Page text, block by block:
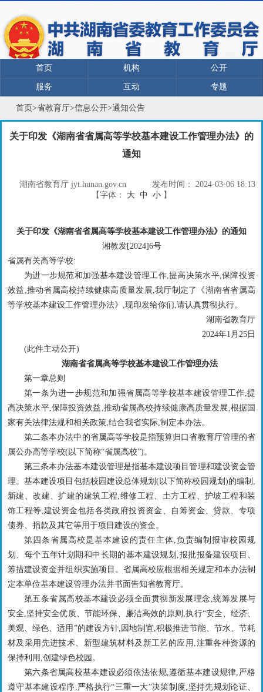
首页 机构 公开
服务 互动 专题
首页>省教育厅>信息公开>通知公告
关于印发《湖南省省属高等学校基本建设工作管理办法》的
通知
湖南省教育厅 jyt.hunan.gov.cn 发布时间：
2024-03-06 18:13
【字体：
大 中 小 】
关于印发《湖南省省属高等学校基本建设工作管理办法》的通知
湘教发[2024]6号
省属有关高等学校:
为进一步规范和加强基本建设管理工作,提高决策水平,保障投资
效益,推动省属高校持续健康高质量发展,我厅制定了《湖南省省属高
等学校基本建设工作管理办法》,现印发给你们,请认真贯彻执行。
湖南省教育厅
2024年1月25日
(此件主动公开)
湖南省省属高等学校基本建设工作管理办法
第一章总则
第一条为进一步规范和加强省属高等学校基本建设管理工作,提
高决策水平,保障投资效益,推动省属高校持续健康高质量发展,根据国
家有关法律法规和相关政策,结合我省实际,制定本办法。
第二条本办法中的省属高等学校是指预算归口省教育厅管理的省
属公办高等学校(以下简称“省属高校”)。
第三条本办法基本建设管理是指基本建设项目管理和建设资金管
理。基本建设项目包括校园建设总体规划(以下简称校园规划)的编制,
新建、改建、扩建的建筑工程,维修工程、土方工程、护坡工程和装
饰工程等,建设资金包括各类政府投资资金、自筹资金、贷款、专项
债券、捐款及其它等用于项目建设的资金。
第四条省属高校是基本建设的责任主体,负责编制报审校园规
划、每个五年计划期和中长期的基本建设规划,报批报备建设项目、
筹措建设资金并组织实施项目。省属高校应根据相关规定和本办法制
定本单位基本建设管理办法并书面告知省教育厅。
第五条省属高校基本建设必须全面贯彻新发展理念,统筹发展与
安全,坚持安全优质、节能环保、廉洁高效的原则,执行“安全、经济、
美观、绿色、适用”的建设方针,因地制宜,积极推进节能、节水、节耗
材及采用先进技术、新型建筑材料及新工艺的应用,注重各种资源的
保持利用,创建绿色校园。
第六条省属高校基本建设必须依法依规,遵循基本建设规律,严格
遵守基本建设程序,严格执行“三重一大”决策制度,坚持先规划论证、